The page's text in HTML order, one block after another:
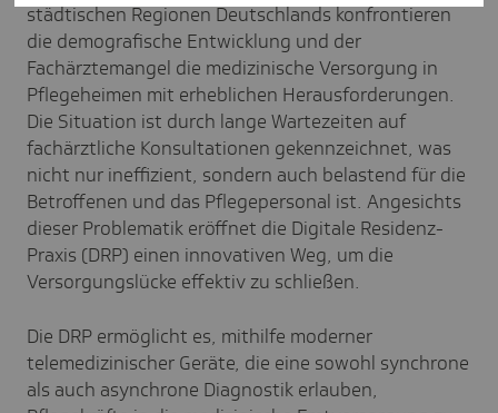
städtischen Regionen Deutschlands konfrontieren
die demografische Entwicklung und der
Fachärztemangel die medizinische Versorgung in
Pflegeheimen mit erheblichen Herausforderungen.
Die Situation ist durch lange Wartezeiten auf
fachärztliche Konsultationen gekennzeichnet, was
nicht nur ineffizient, sondern auch belastend für die
Betroffenen und das Pflegepersonal ist. Angesichts
dieser Problematik eröffnet die Digitale Residenz-
Praxis (DRP) einen innovativen Weg, um die
Versorgungslücke effektiv zu schließen.
Die DRP ermöglicht es, mithilfe moderner
telemedizinischer Geräte, die eine sowohl synchrone
als auch asynchrone Diagnostik erlauben,